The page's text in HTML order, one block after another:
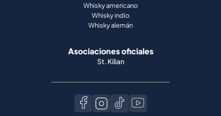
Whisky americano
Whisky indio
Whisky alemán
Asociaciones oficiales
St. Kilian